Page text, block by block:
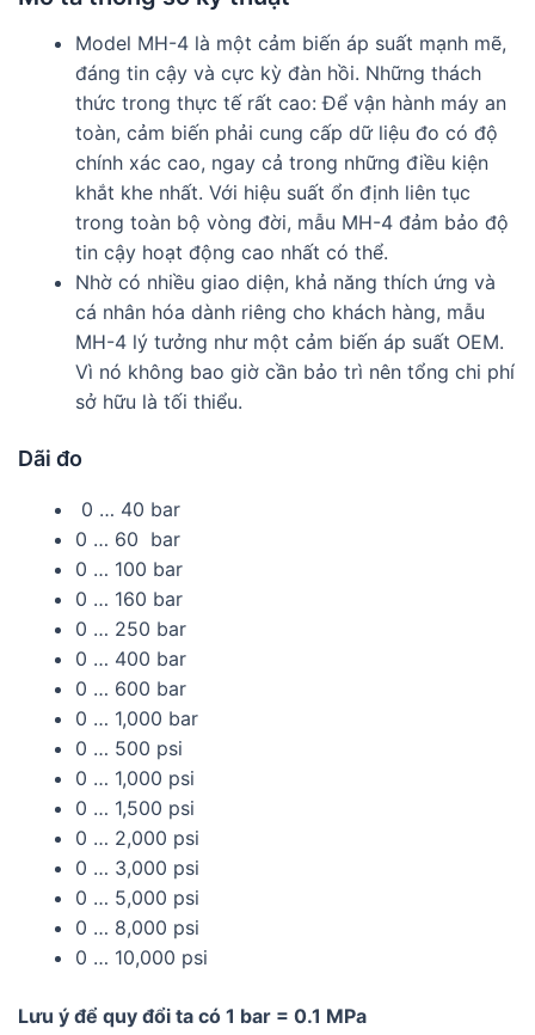
Model MH-4 là một cảm biến áp suất mạnh mẽ,
đáng tin cậy và cực kỳ đàn hồi. Những thách
thức trong thực tế rất cao: Để vận hành máy an
toàn, cảm biến phải cung cấp dữ liệu đo có độ
chính xác cao, ngay cả trong những điều kiện
khắt khe nhất. Với hiệu suất ổn định liên tục
trong toàn bộ vòng đời, mẫu MH-4 đảm bảo độ
tin cậy hoạt động cao nhất có thể.
Nhờ có nhiều giao diện, khả năng thích ứng và
cá nhân hóa dành riêng cho khách hàng, mẫu
MH-4 lý tưởng như một cảm biến áp suất OEM.
Vì nó không bao giờ cần bảo trì nên tổng chi phí
sở hữu là tối thiểu.
Dãi đo
0 … 40 bar
0 … 60 bar
0 … 100 bar
0 … 160 bar
0 … 250 bar
0 … 400 bar
0 … 600 bar
0 … 1,000 bar
0 … 500 psi
0 … 1,000 psi
0 … 1,500 psi
0 … 2,000 psi
0 … 3,000 psi
0 … 5,000 psi
0 … 8,000 psi
0 … 10,000 psi
Lưu ý để quy đổi ta có 1 bar = 0.1 MPa